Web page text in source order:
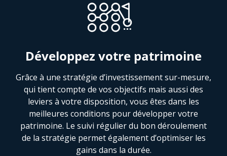
Développez votre patrimoine
Grâce à une stratégie d’investissement sur-mesure,
qui tient compte de vos objectifs mais aussi des
leviers à votre disposition, vous êtes dans les
meilleures conditions pour développer votre
patrimoine. Le suivi régulier du bon déroulement
de la stratégie permet également d’optimiser les
gains dans la durée.